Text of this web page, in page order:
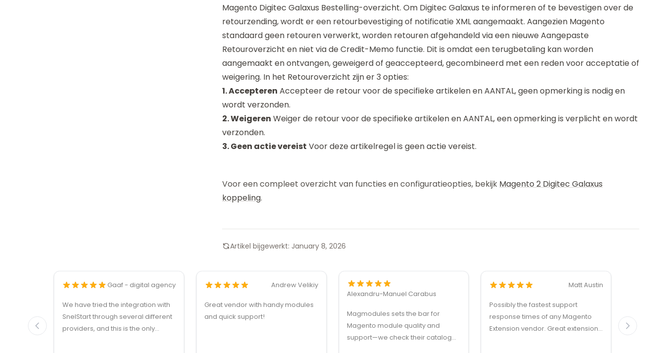
Magento Digitec Galaxus Bestelling-overzicht. Om Digitec Galaxus te informeren of te bevestigen over de
retourzending, wordt er een retourbevestiging of notificatie XML aangemaakt. Aangezien Magento
standaard geen retouren verwerkt, worden retouren afgehandeld via een nieuwe Aangepaste
Retouroverzicht en niet via de Credit-Memo functie. Dit is omdat een terugbetaling kan worden
aangemaakt en ontvangen, geweigerd of geaccepteerd, gecombineerd met een reden voor acceptatie of
weigering. In het Retouroverzicht zijn er 3 opties:
1. Accepteren Accepteer de retour voor de specifieke artikelen en AANTAL, geen opmerking is nodig en
wordt verzonden.
2. Weigeren Weiger de retour voor de specifieke artikelen en AANTAL, een opmerking is verplicht en wordt
verzonden.
3. Geen actie vereist Voor deze artikelregel is geen actie vereist.
Voor een compleet overzicht van functies en configuratieopties, bekijk Magento 2 Digitec Galaxus
koppeling.
Artikel bijgewerkt: January 8, 2026
Gaaf - digital agency
We have tried the integration with
SnelStart through several different
providers, and this is the only
Andrew Velikiy
Great vendor with handy modules
and quick support!
Alexandru-Manuel Carabus
Magmodules sets the bar for
Magento module quality and
support—we check their catalog
Matt Austin
Possibly the fastest support
response times of any Magento
Extension vendor. Great extensions
reactie